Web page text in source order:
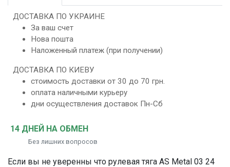
ДОСТАВКА ПО УКРАИНЕ
За ваш счет
Нова пошта
Наложенный платеж (при получении)
ДОСТАВКА ПО КИЕВУ
стоимость доставки от 30 до 70 грн.
оплата наличными курьеру
дни осуществления доставок Пн-Сб
14 ДНЕЙ НА ОБМЕН
Без лишних вопросов
Если вы не уверенны что рулевая тяга AS Metal 03 24